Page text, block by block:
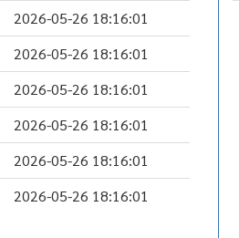
2026-05-26 18:16:01
2026-05-26 18:16:01
2026-05-26 18:16:01
2026-05-26 18:16:01
2026-05-26 18:16:01
2026-05-26 18:16:01